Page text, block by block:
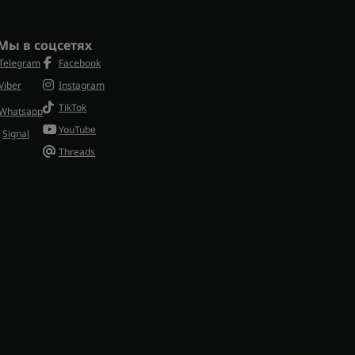
в соцсетях
Signal
Facebook
Instagram
TikTok
YouTube
Threads